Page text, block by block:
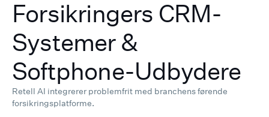
Forsikringers CRM-
Systemer &
Softphone-Udbydere
Retell AI integrerer problemfrit med branchens førende
forsikringsplatforme.